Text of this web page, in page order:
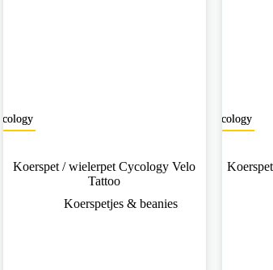
Koerspet / wielerpet Cycology Velo
Tattoo
Koerspetjes & beanies
Cycology